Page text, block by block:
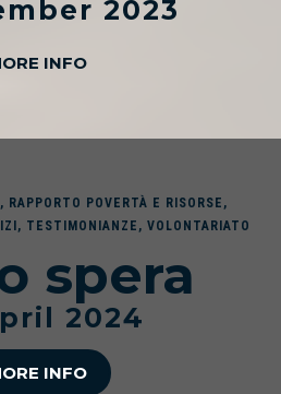
2023
INFO
, RAPPORTO POVERTÀ E RISORSE ,
, TESTIMONIANZE , VOLONTARIATO
spera
2024
INFO